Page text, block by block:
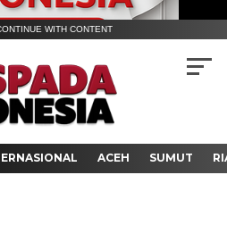
WITH CONTENT
ACEH SUMUT